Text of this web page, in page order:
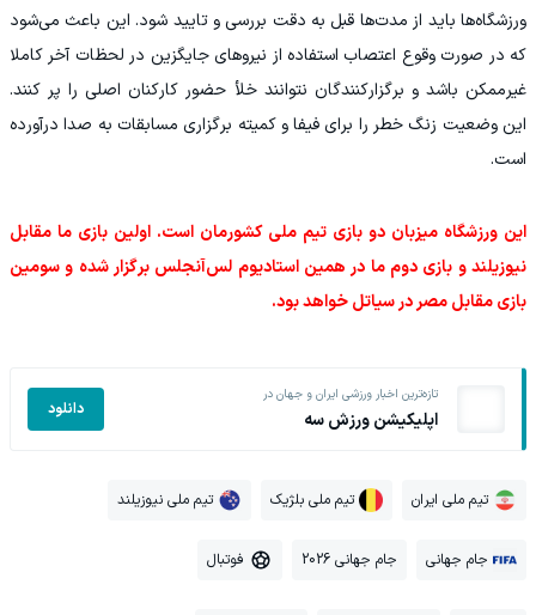
ورزشگاه‌ها باید از مدت‌ها قبل به دقت بررسی و تایید شود. این باعث می‌شود
که در صورت وقوع اعتصاب استفاده از نیروهای جایگزین در لحظات آخر کاملا
غیرممکن باشد و برگزارکنندگان نتوانند خلأ حضور کارکنان اصلی را پر کنند.
این وضعیت زنگ خطر را برای فیفا و کمیته برگزاری مسابقات به صدا درآورده
است.
این ورزشگاه میزبان دو بازی تیم ملی کشورمان است. اولین بازی ما مقابل
نیوزیلند و بازی دوم ما در همین استادیوم لس‌آنجلس برگزار شده و سومین
بازی مقابل مصر در سیاتل خواهد بود.
تازه‌ترین اخبار ورزشی ایران و جهان در
اپلیکیشن ورزش سه دانلود
تیم ملی ایران تیم ملی بلژیک تیم ملی نیوزیلند
جام جهانی جام جهانی 2026 فوتبال